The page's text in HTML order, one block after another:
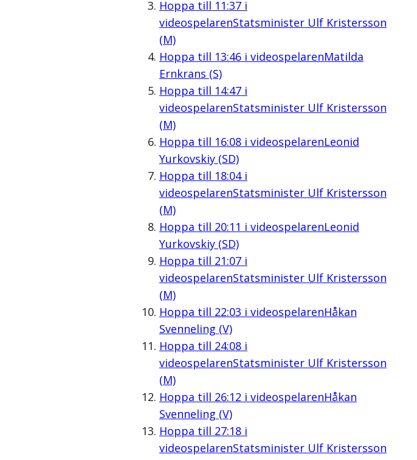
Hoppa till 11:37i
videospelarenStatsminister Ulf Kristersson
(M)
Hoppa till 13:46i videospelarenMatilda
Ernkrans (S)
Hoppa till 14:47i
videospelarenStatsminister Ulf Kristersson
(M)
Hoppa till 16:08i videospelarenLeonid
Yurkovskiy (SD)
Hoppa till 18:04i
videospelarenStatsminister Ulf Kristersson
(M)
Hoppa till 20:11 i videospelarenLeonid
Yurkovskiy (SD)
Hoppa till 21:07i
videospelarenStatsminister Ulf Kristersson
(M)
Hoppa till 22:03 i videospelarenHåkan
Svenneling (V)
Hoppa till 24:08i
videospelarenStatsminister Ulf Kristersson
(M)
Hoppa till 26:12 i videospelarenHåkan
Svenneling (V)
Hoppa till 27:18i
videospelarenStatsminister Ulf Kristersson